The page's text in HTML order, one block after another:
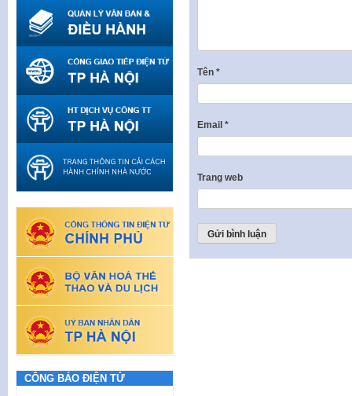
Tên *
Email *
Trang web
CÔNG BÁO ĐIỆN TỬ